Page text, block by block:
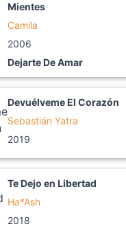
Mientes
Camila
2006
Dejarte De Amar
Devuélveme El Corazón
Sebastián Yatra
2019
Te Dejo en Libertad
Ha*Ash
2018